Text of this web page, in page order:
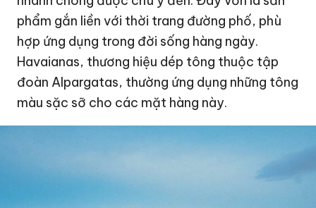
phẩm gắn liền với thời trang đường phố, phù
hợp ứng dụng trong đời sống hàng ngày.
Havaianas, thương hiệu dép tông thuộc tập
đoàn Alpargatas, thường ứng dụng những tông
màu sặc sỡ cho các mặt hàng này.